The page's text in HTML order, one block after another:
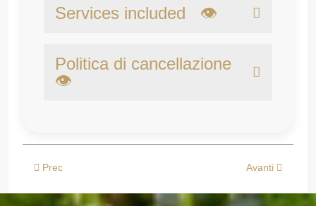
Services included 👁
Politica di cancellazione
👁
Articolo precedente: Settimana di escursioni alle cime - 2026
Prec Articolo
Avanti